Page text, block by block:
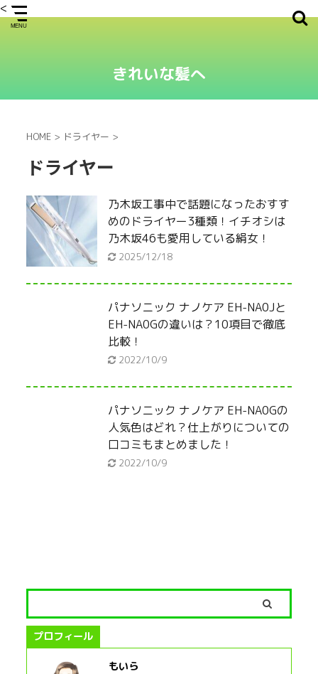
<
きれいな髪へ
HOME > ドライヤー >
ドライヤー
乃木坂工事中で話題になったおすす
めのドライヤー3種類！イチオシは
乃木坂46も愛用している絹女！
2025/12/18
パナソニック ナノケア EH-NA0Jと
EH-NA0Gの違いは？10項目で徹底
比較！
2022/10/9
パナソニック ナノケア EH-NA0Gの
人気色はどれ？仕上がりについての
口コミもまとめました！
2022/10/9
プロフィール
もいら